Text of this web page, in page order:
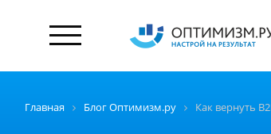
Главная Блог Оптимизм.ру Как вернуть